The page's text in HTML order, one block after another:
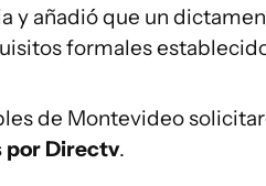
y añadió que un
formales
de Montevideo
por Directv.